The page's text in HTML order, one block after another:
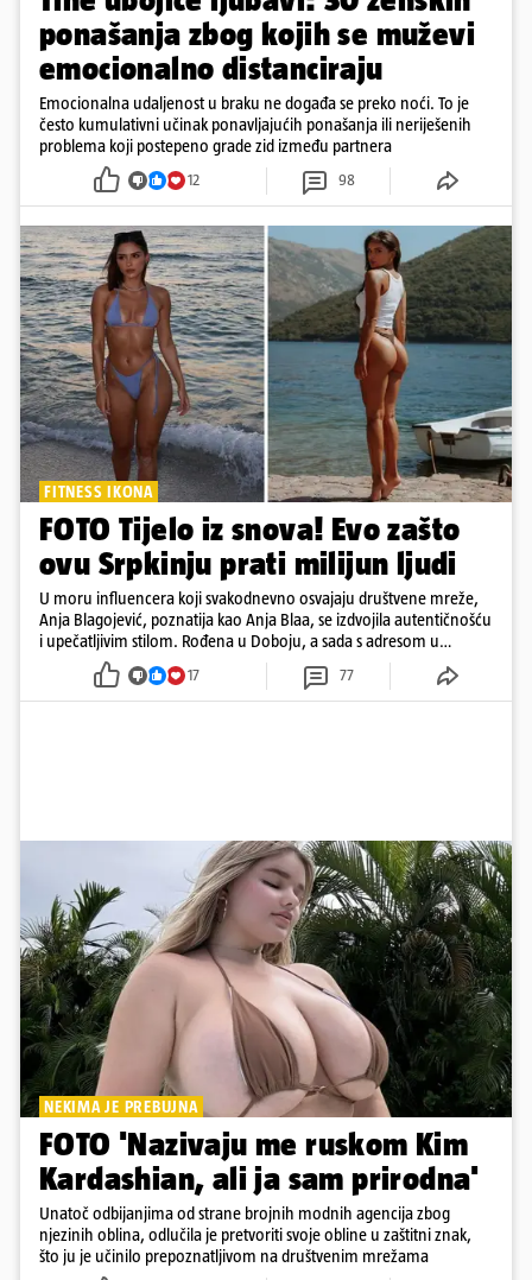
ponašanja zbog kojih se muževi
emocionalno distanciraju
Emocionalna udaljenost u braku ne događa se preko noći. To je
često kumulativni učinak ponavljajućih ponašanja ili neriješenih
problema koji postepeno grade zid između partnera
12 98
FITNESS IKONA
FOTO Tijelo iz snova! Evo zašto
ovu Srpkinju prati milijun ljudi
U moru influencera koji svakodnevno osvajaju društvene mreže,
Anja Blagojević, poznatija kao Anja Blaa, se izdvojila autentičnošću
i upečatljivim stilom. Rođena u Doboju, a sada s adresom u
Dubaiju, Anja je spoj glamura, discipline i mladenačke energije
17 77
NEKIMA JE PREBUJNA
FOTO 'Nazivaju me ruskom Kim
Kardashian, ali ja sam prirodna'
Unatoč odbijanjima od strane brojnih modnih agencija zbog
njezinih oblina, odlučila je pretvoriti svoje obline u zaštitni znak,
što ju je učinilo prepoznatljivom na društvenim mrežama